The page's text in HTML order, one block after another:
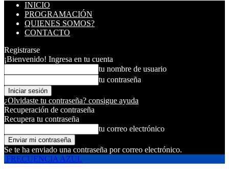
INICIO
PROGRAMACIÓN
QUIENES SOMOS?
CONTACTO
Registrarse
¡Bienvenido! Ingresa en tu cuenta
tu nombre de usuario
tu contraseña
¿Olvidaste tu contraseña? consigue ayuda
Recuperación de contraseña
Recupera tu contraseña
tu correo electrónico
Se te ha enviado una contraseña por correo electrónico.
FRECUENCIA AZUL